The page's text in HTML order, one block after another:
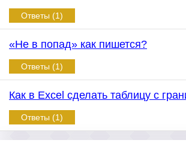
Ответы (1)
«Не в попад» как пишется?
Ответы (1)
Как в Excel сделать таблицу с
Ответы (1)